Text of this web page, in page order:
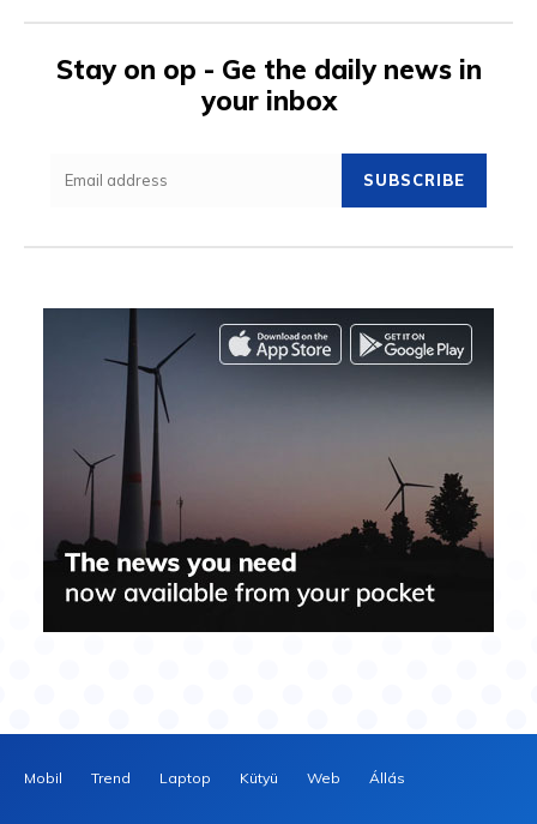
Stay on op - Ge the daily news in
your inbox
SUBSCRIBE
Mobil Trend Laptop Kütyü Web Állás